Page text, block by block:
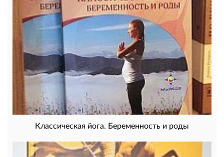
Классическая йога. Беременность и роды